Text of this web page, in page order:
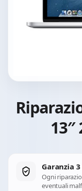
13″
Garanzia
Ogni
eventuali